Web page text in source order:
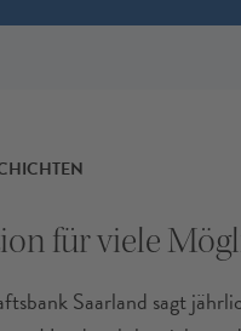
für viele
Saarland sagt